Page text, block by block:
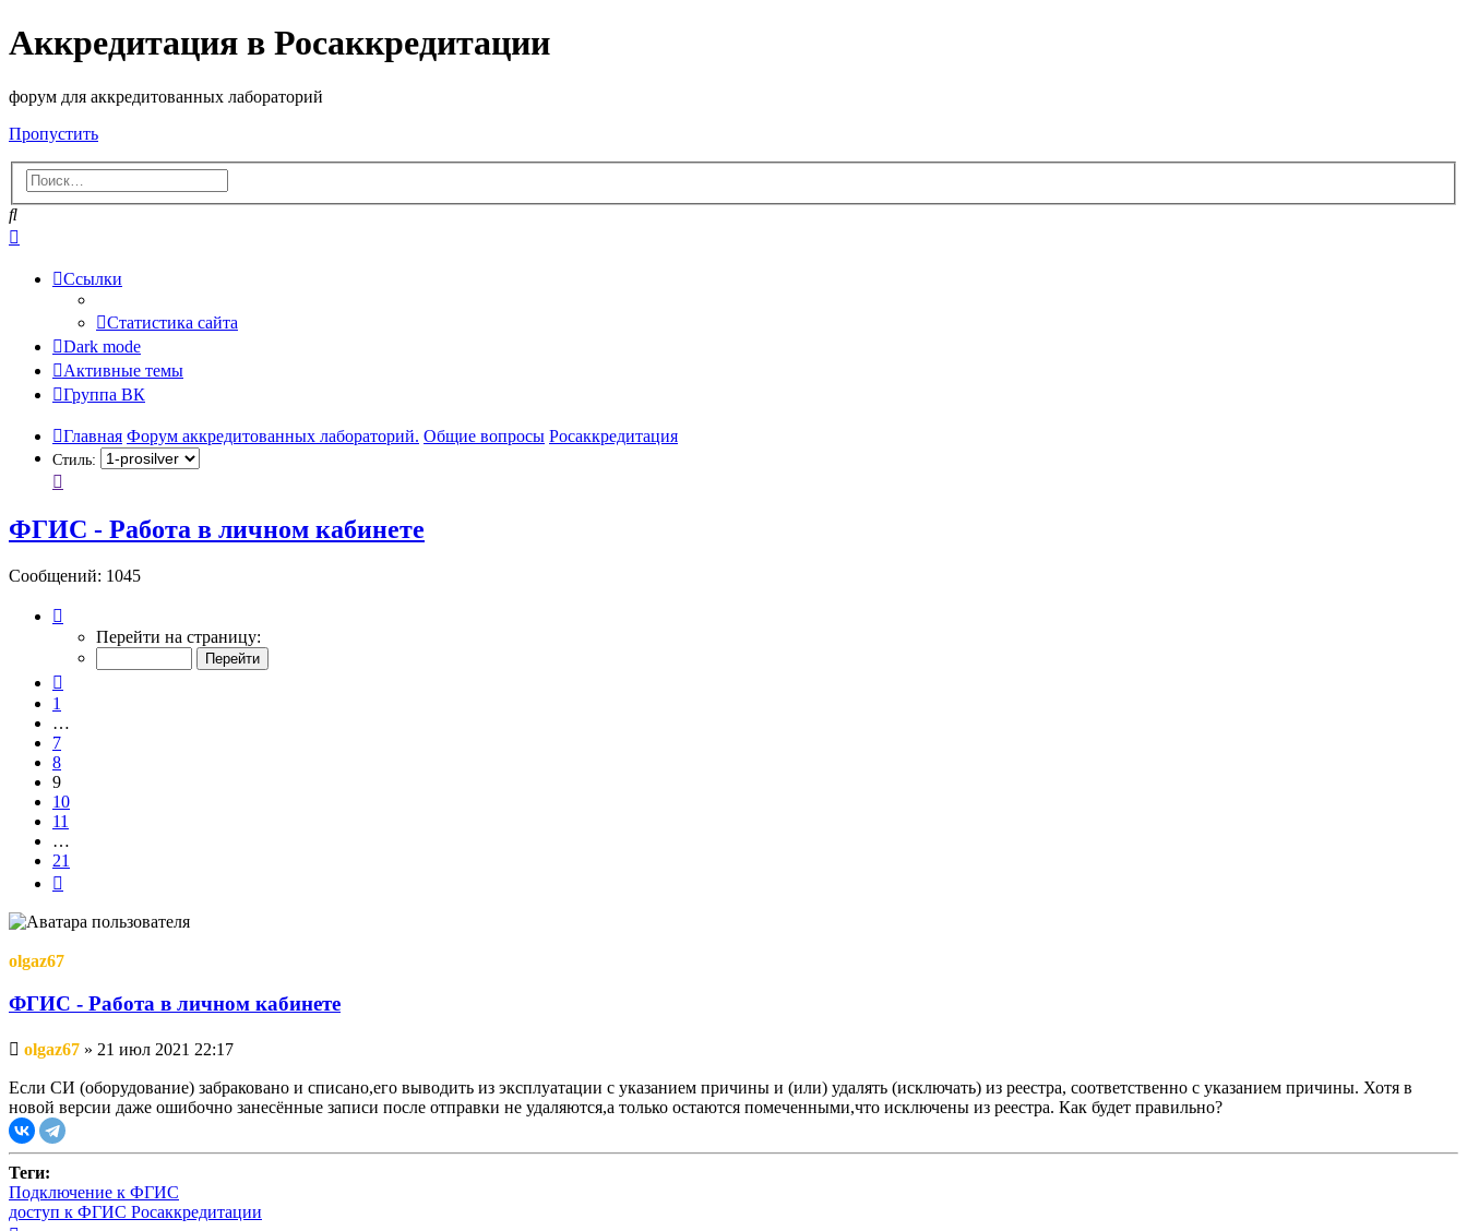
Аккредитация в Росаккредитации
форум для аккредитованных лабораторий
Пропустить
Поиск
Ссылки
Статистика сайта
Dark mode
Активные темы
Группа ВК
Главная Форум аккредитованных лабораторий. Общие вопросы Росаккредитация
Стиль:
ФГИС - Работа в личном кабинете
Сообщений: 1045
Перейти на страницу:
1
…
7
8
9
10
11
…
21
olgaz67
ФГИС - Работа в личном кабинете
Непрочитанное
сообщение
olgaz67 » 21 июл 2021 22:17
Если СИ (оборудование) забраковано и списано,его выводить из эксплуатации с указанием причины и (или) удалять (исключать) из реестра, соответственно с указанием причины. Хотя в
новой версии даже ошибочно занесённые записи после отправки не удаляются,а только остаются помеченными,что исключены из реестра. Как будет правильно?
Теги:
Подключение к ФГИС
доступ к ФГИС Росаккредитации